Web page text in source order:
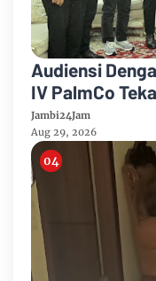
Audiensi
IV PalmCo
Harmonisasi
Jambi24Jam
Aug 29, 2026